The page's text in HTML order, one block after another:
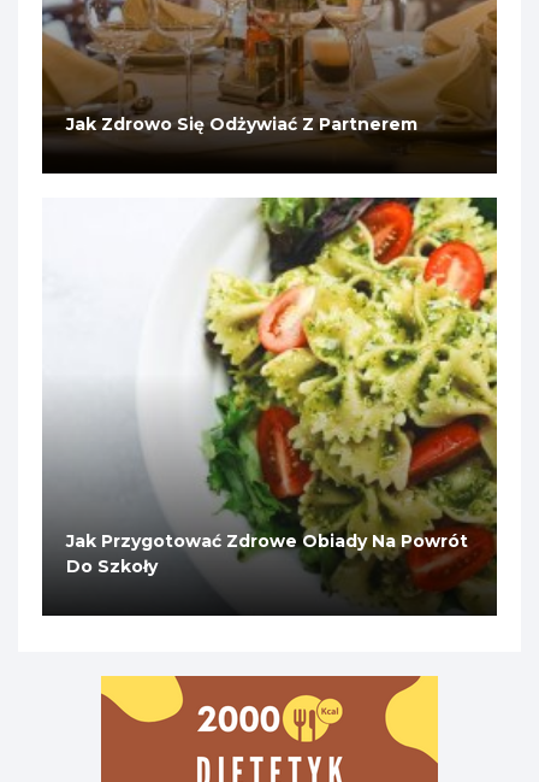
Jak Zdrowo Się Odżywiać Z Partnerem
Jak Przygotować Zdrowe Obiady Na Powrót
Do Szkoły